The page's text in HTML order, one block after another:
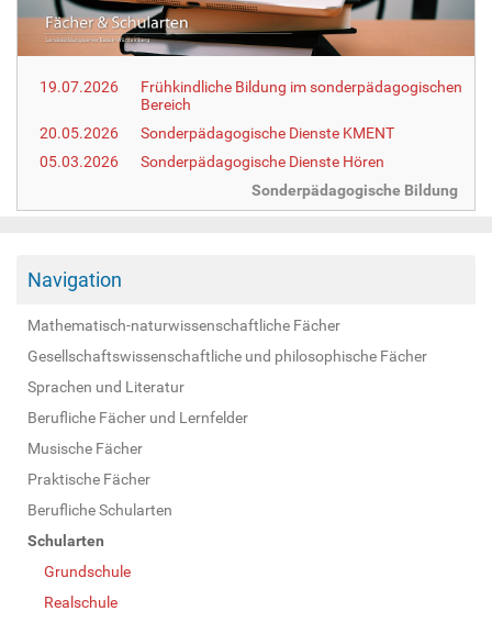
e
r
e
19.07.2026
Frühkindliche Bildung im sonderpädagogischen
Bereich
20.05.2026
Sonderpädagogische Dienste KMENT
05.03.2026
Sonderpädagogische Dienste Hören
Sonderpädagogische Bildung
Navigation
Mathematisch-naturwissenschaftliche Fächer
Gesellschaftswissenschaftliche und philosophische Fächer
Sprachen und Literatur
Berufliche Fächer und Lernfelder
Musische Fächer
Praktische Fächer
Berufliche Schularten
Schularten
Grundschule
Realschule